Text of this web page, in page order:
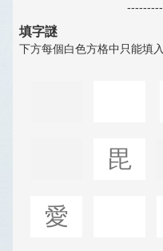
填字謎
下方每個白色方格中只能填